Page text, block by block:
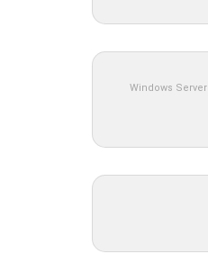
خرید لایسنس ویندوز سرور: نسخه اورجینال Windows Server